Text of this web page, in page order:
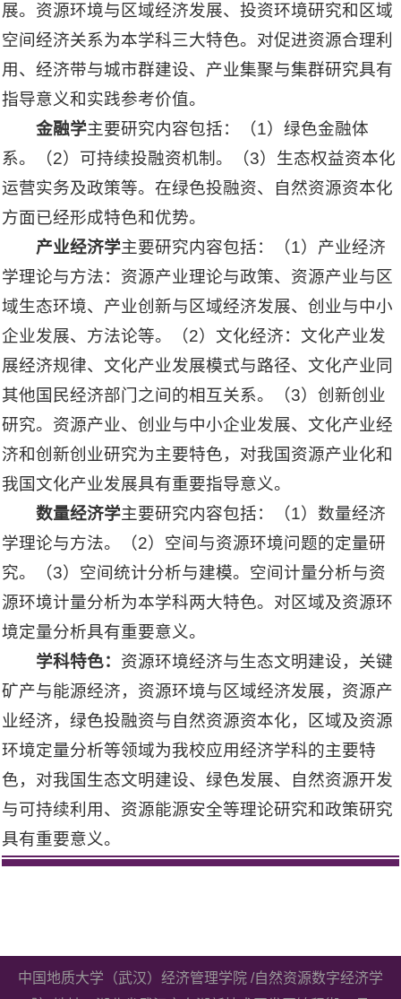
展。资源环境与区域经济发展、投资环境研究和区域
空间经济关系为本学科三大特色。对促进资源合理利
用、经济带与城市群建设、产业集聚与集群研究具有
指导意义和实践参考价值。
金融学主要研究内容包括：（1）绿色金融体
系。（2）可持续投融资机制。（3）生态权益资本化
运营实务及政策等。在绿色投融资、自然资源资本化
方面已经形成特色和优势。
产业经济学主要研究内容包括：（1）产业经济
学理论与方法：资源产业理论与政策、资源产业与区
域生态环境、产业创新与区域经济发展、创业与中小
企业发展、方法论等。（2）文化经济：文化产业发
展经济规律、文化产业发展模式与路径、文化产业同
其他国民经济部门之间的相互关系。（3）创新创业
研究。资源产业、创业与中小企业发展、文化产业经
济和创新创业研究为主要特色，对我国资源产业化和
我国文化产业发展具有重要指导意义。
数量经济学主要研究内容包括：（1）数量经济
学理论与方法。（2）空间与资源环境问题的定量研
究。（3）空间统计分析与建模。空间计量分析与资
源环境计量分析为本学科两大特色。对区域及资源环
境定量分析具有重要意义。
学科特色： 资源环境经济与生态文明建设，关键
矿产与能源经济，资源环境与区域经济发展，资源产
业经济，绿色投融资与自然资源资本化，区域及资源
环境定量分析等领域为我校应用经济学科的主要特
色，对我国生态文明建设、绿色发展、自然资源开发
与可持续利用、资源能源安全等理论研究和政策研究
具有重要意义。
中国地质大学（武汉）经济管理学院 /自然资源数字经济学